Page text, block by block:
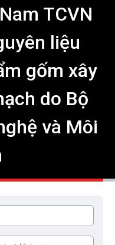
TCVN
liệu
gốm xây
do Bộ
và Môi